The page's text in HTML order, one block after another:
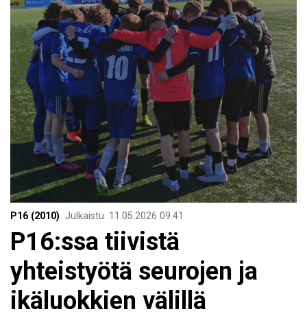
P16 (2010) Julkaistu: 11.05.2026 09.41
P16:ssa tiivistä
yhteistyötä seurojen ja
ikäluokkien välillä